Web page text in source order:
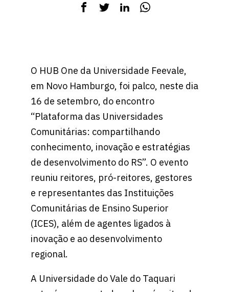
O HUB One da Universidade Feevale,
em Novo Hamburgo, foi palco, neste dia
16 de setembro, do encontro
“Plataforma das Universidades
Comunitárias: compartilhando
conhecimento, inovação e estratégias
de desenvolvimento do RS”. O evento
reuniu reitores, pró-reitores, gestores
e representantes das Instituições
Comunitárias de Ensino Superior
(ICES), além de agentes ligados à
inovação e ao desenvolvimento
regional.
A Universidade do Vale do Taquari